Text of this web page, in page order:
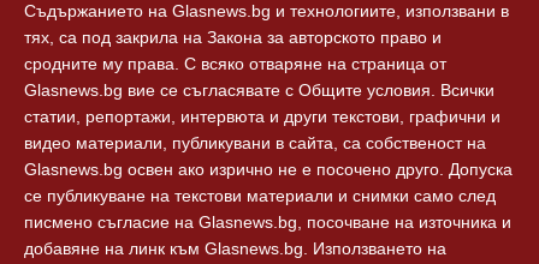
Съдържанието на Glasnews.bg и технологиите, използвани в
тях, са под закрила на Закона за авторското право и
сродните му права. С всяко отваряне на страница от
Glasnews.bg вие се съгласявате с Общите условия. Всички
статии, репортажи, интервюта и други текстови, графични и
видео материали, публикувани в сайта, са собственост на
Glasnews.bg освен ако изрично не е посочено друго. Допуска
се публикуване на текстови материали и снимки само след
писмено съгласие на Glasnews.bg, посочване на източника и
добавяне на линк към Glasnews.bg. Използването на